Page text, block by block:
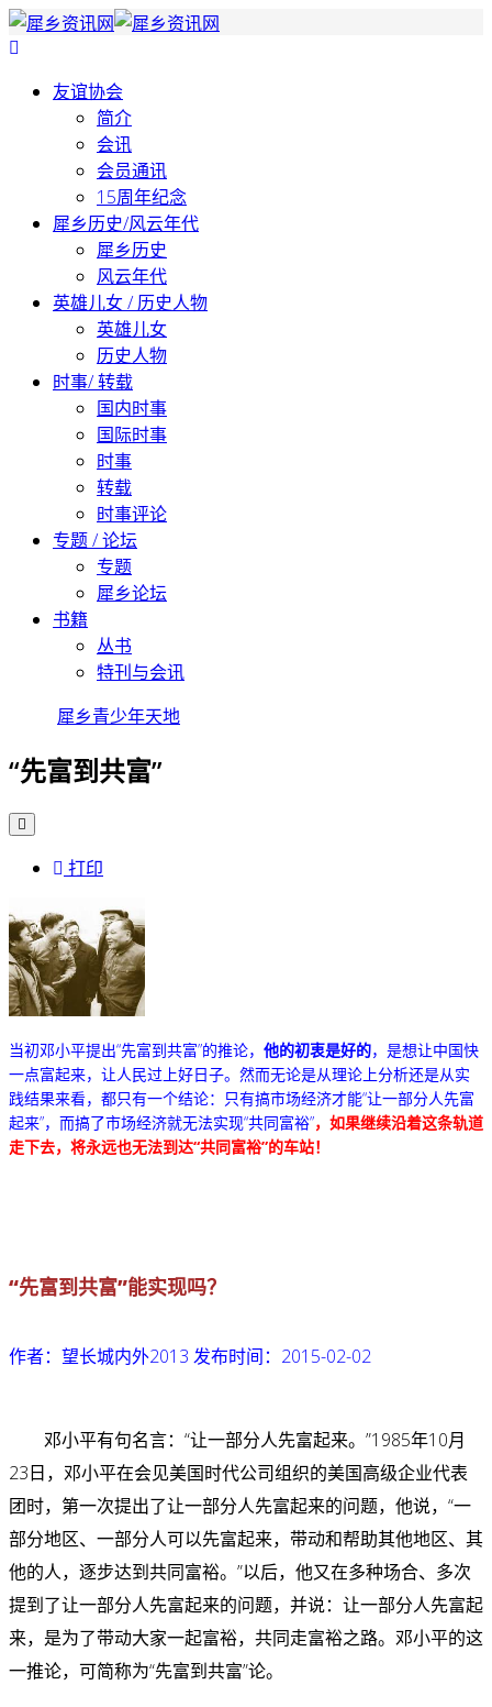
友谊协会
简介
会讯
会员通讯
15周年纪念
犀乡历史/风云年代
犀乡历史
风云年代
英雄儿女 / 历史人物
英雄儿女
历史人物
时事/ 转载
国内时事
国际时事
时事
转载
时事评论
专题 / 论坛
专题
犀乡论坛
书籍
丛书
特刊与会讯
犀乡青少年天地
“先富到共富”
打印
当初邓小平提出“先富到共富”的推论， 他的初衷是好的，是想让中国快
一点富起来，让人民过上好日子。然而无论是从理论上分析还是从实
践结果来看，都只有一个结论：只有搞市场经济才能“让一部分人先富
起来”，而搞了市场经济就无法实现“共同富裕”，如果继续沿着这条轨道
走下去，将永远也无法到达“共同富裕”的车站！
“先富到共富”能实现吗？
作者：望长城内外2013 发布时间：2015-02-02
邓小平有句名言：“让一部分人先富起来。”1985年10月
23日，邓小平在会见美国时代公司组织的美国高级企业代表
团时，第一次提出了让一部分人先富起来的问题，他说，“一
部分地区、一部分人可以先富起来，带动和帮助其他地区、其
他的人，逐步达到共同富裕。”以后，他又在多种场合、多次
提到了让一部分人先富起来的问题，并说：让一部分人先富起
来，是为了带动大家一起富裕，共同走富裕之路。邓小平的这
一推论，可简称为“先富到共富”论。